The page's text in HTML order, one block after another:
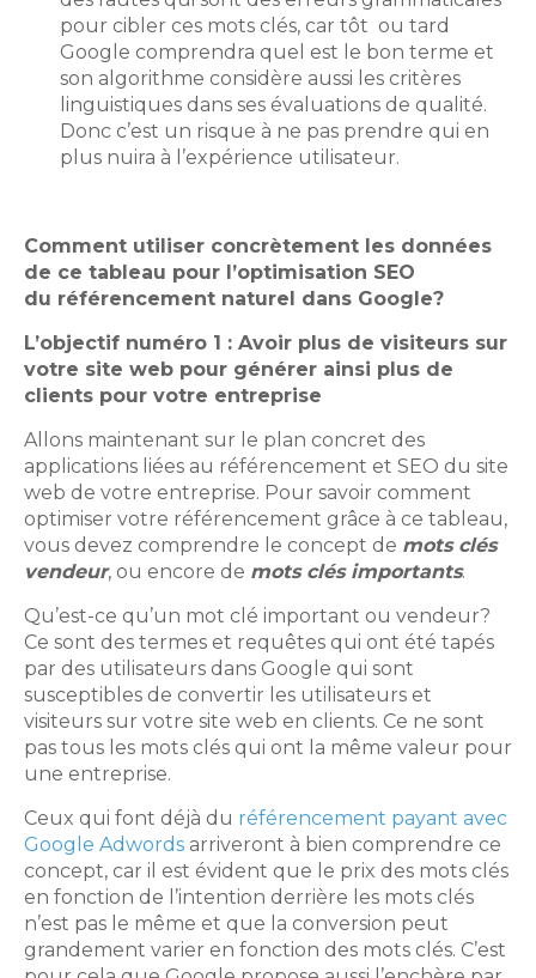
pour cibler ces mots clés, car tôt ou tard
Google comprendra quel est le bon terme et
son algorithme considère aussi les critères
linguistiques dans ses évaluations de qualité.
Donc c’est un risque à ne pas prendre qui en
plus nuira à l’expérience utilisateur.
Comment utiliser concrètement les données
de ce tableau pour l’optimisation SEO
du référencement naturel dans Google?
L’objectif numéro 1 : Avoir plus de visiteurs sur
votre site web pour générer ainsi plus de
clients pour votre entreprise
Allons maintenant sur le plan concret des
applications liées au référencement et SEO du site
web de votre entreprise. Pour savoir comment
optimiser votre référencement grâce à ce tableau,
vous devez comprendre le concept de mots clés
vendeur, ou encore de mots clés importants.
Qu’est-ce qu’un mot clé important ou vendeur?
Ce sont des termes et requêtes qui ont été tapés
par des utilisateurs dans Google qui sont
susceptibles de convertir les utilisateurs et
visiteurs sur votre site web en clients. Ce ne sont
pas tous les mots clés qui ont la même valeur pour
une entreprise.
Ceux qui font déjà du référencement payant avec
Google Adwords arriveront à bien comprendre ce
concept, car il est évident que le prix des mots clés
en fonction de l’intention derrière les mots clés
n’est pas le même et que la conversion peut
grandement varier en fonction des mots clés. C’est